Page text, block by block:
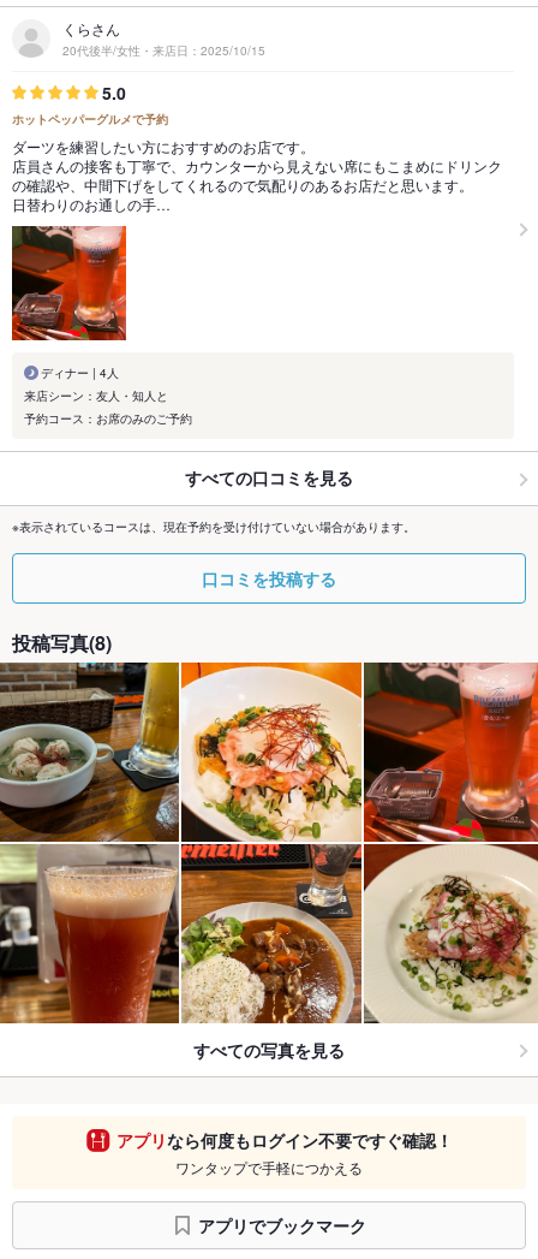
くらさん
20代後半/女性・来店日：2025/10/15
5.0
ホットペッパーグルメで予約
ダーツを練習したい方におすすめのお店です。
店員さんの接客も丁寧で、カウンターから見えない席にもこまめにドリンク
の確認や、中間下げをしてくれるので気配りのあるお店だと思います。
日替わりのお通しの手…
ディナー | 4人
来店シーン：友人・知人と
予約コース：お席のみのご予約
すべての口コミを見る
※表示されているコースは、現在予約を受け付けていない場合があります。
口コミを投稿する
投稿写真(8)
すべての写真を見る
アプリなら何度もログイン不要ですぐ確認！
ワンタップで手軽につかえる
アプリでブックマーク